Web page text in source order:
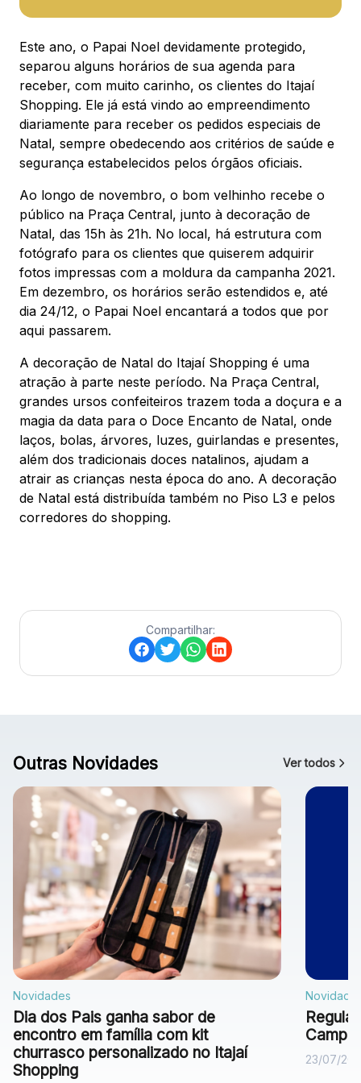
Ver local
Chamar Uber
CONTATO
(47) 3348-4609
Comodidades Eventos Cinema
Vitrine virtual
Este ano, o Papai Noel devidamente protegido,
separou alguns horários de sua agenda para
receber, com muito carinho, os clientes do Itajaí
Shopping. Ele já está vindo ao empreendimento
diariamente para receber os pedidos especiais de
Natal, sempre obedecendo aos critérios de saúde e
segurança estabelecidos pelos órgãos oficiais.
Ao longo de novembro, o bom velhinho recebe o
público na Praça Central, junto à decoração de
Natal, das 15h às 21h. No local, há estrutura com
fotógrafo para os clientes que quiserem adquirir
fotos impressas com a moldura da campanha 2021.
Em dezembro, os horários serão estendidos e, até
dia 24/12, o Papai Noel encantará a todos que por
aqui passarem.
A decoração de Natal do Itajaí Shopping é uma
atração à parte neste período. Na Praça Central,
grandes ursos confeiteiros trazem toda a doçura e a
magia da data para o Doce Encanto de Natal, onde
laços, bolas, árvores, luzes, guirlandas e presentes,
além dos tradicionais doces natalinos, ajudam a
atrair as crianças nesta época do ano. A decoração
de Natal está distribuída também no Piso L3 e pelos
corredores do shopping.
Compartilhar:
Outras Novidades Ver todos
Novidades
Dia dos Pais ganha sabor de
encontro em família com kit
churrasco personalizado no Itajaí
Shopping
23/07/